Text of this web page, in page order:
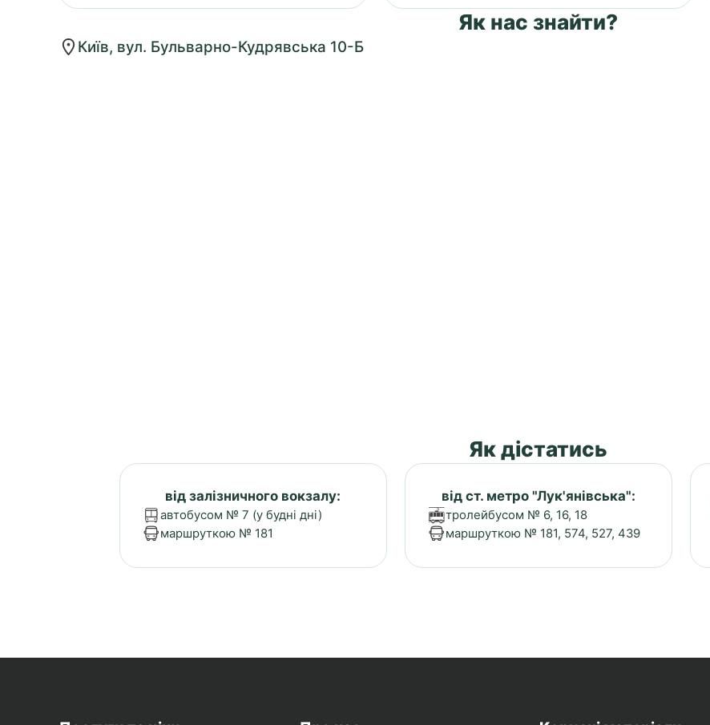
Як нас знайти?
Київ, вул. Бульварно-Кудрявська 10-Б
Як дістатись
від залізничного вокзалу:
автобусом № 7 (у будні дні)
маршруткою № 181
від ст. метро "Лук'янівська":
тролейбусом № 6, 16, 18
маршруткою № 181, 574, 527, 439